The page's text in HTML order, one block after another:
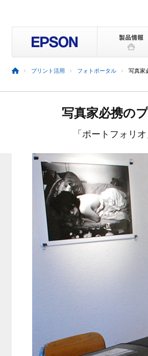
プリント活用 フォトポータル 写真家
写真家必携の
「ポートフォリ